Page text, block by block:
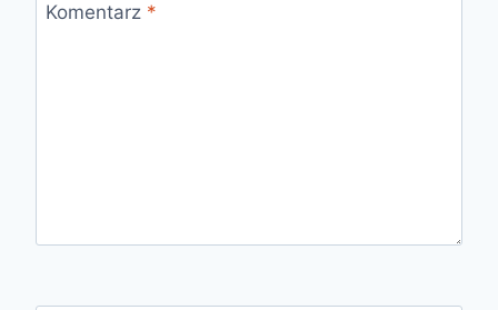
Komentarz *